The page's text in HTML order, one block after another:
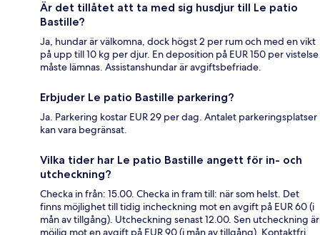
Är det tillåtet att ta med sig husdjur till Le patio
Bastille?
Ja, hundar är välkomna, dock högst 2 per rum och med en vikt
på upp till 10 kg per djur. En deposition på EUR 150 per vistelse
måste lämnas. Assistanshundar är avgiftsbefriade.
Erbjuder Le patio Bastille parkering?
Ja. Parkering kostar EUR 29 per dag. Antalet parkeringsplatser
kan vara begränsat.
Vilka tider har Le patio Bastille angett för in- och
utcheckning?
Checka in från: 15.00. Checka in fram till: när som helst. Det
finns möjlighet till tidig incheckning mot en avgift på EUR 60 (i
mån av tillgång). Utcheckning senast 12.00. Sen utcheckning är
möjlig mot en avgift på EUR 90 (i mån av tillgång). Kontaktfri